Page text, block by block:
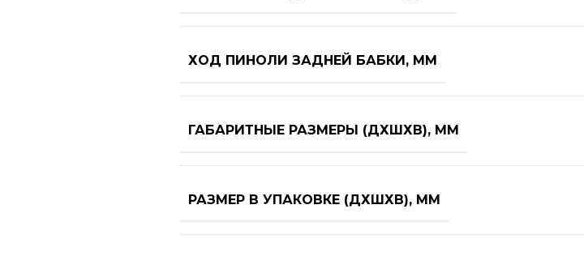
ХОД ПИНОЛИ ЗАДНЕЙ БАБКИ, ММ
ГАБАРИТНЫЕ РАЗМЕРЫ (ДХШХВ), ММ
РАЗМЕР В УПАКОВКЕ (ДХШХВ), ММ